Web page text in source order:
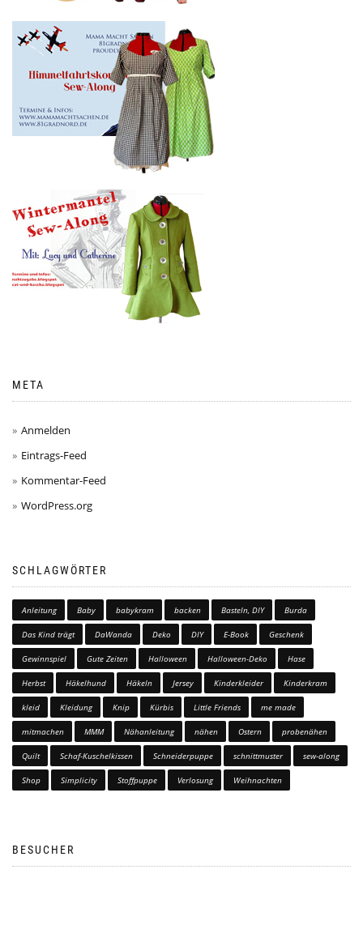
META
Anmelden
Eintrags-Feed
Kommentar-Feed
WordPress.org
SCHLAGWÖRTER
Anleitung Baby babykram backen Basteln, DIY Burda
Das Kind trägt DaWanda Deko DIY E-Book Geschenk
Gewinnspiel Gute Zeiten Halloween Halloween-Deko Hase
Herbst Häkelhund Häkeln Jersey Kinderkleider Kinderkram
kleid Kleidung Knip Kürbis Little Friends me made
mitmachen MMM Nähanleitung nähen Ostern probenähen
Quilt Schaf-Kuschelkissen Schneiderpuppe schnittmuster sew-along
Shop Simplicity Stoffpuppe Verlosung Weihnachten
BESUCHER